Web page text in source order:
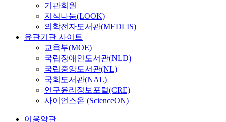
기관회원
지식나눔(LOOK)
의학전자도서관(MEDLIS)
유관기관 사이트
교육부(MOE)
국립장애인도서관(NLD)
국립중앙도서관(NL)
국회도서관(NAL)
연구윤리정보포털(CRE)
사이언스온 (ScienceON)
이용약관